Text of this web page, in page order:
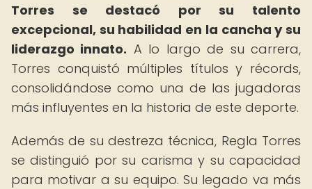
Torres se destacó por su talento
excepcional, su habilidad en la cancha y su
liderazgo innato. A lo largo de su carrera,
Torres conquistó múltiples títulos y récords,
consolidándose como una de las jugadoras
más influyentes en la historia de este deporte.
Además de su destreza técnica, Regla Torres
se distinguió por su carisma y su capacidad
para motivar a su equipo. Su legado va más